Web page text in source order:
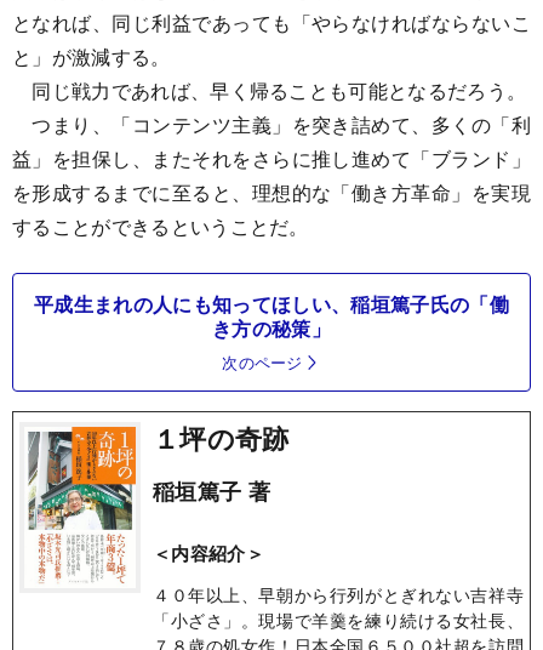
となれば、同じ利益であっても「やらなければならないこ
と」が激減する。
同じ戦力であれば、早く帰ることも可能となるだろう。
つまり、「コンテンツ主義」を突き詰めて、多くの「利
益」を担保し、またそれをさらに推し進めて「ブランド」
を形成するまでに至ると、理想的な「働き方革命」を実現
することができるということだ。
平成生まれの人にも知ってほしい、稲垣篤子氏の「働
き方の秘策」
次のページ
１坪の奇跡
稲垣篤子 著
＜内容紹介＞
４０年以上、早朝から行列がとぎれない吉祥寺
「小ざさ」。現場で羊羹を練り続ける女社長、
７８歳の処女作！日本全国６５００社超を訪問